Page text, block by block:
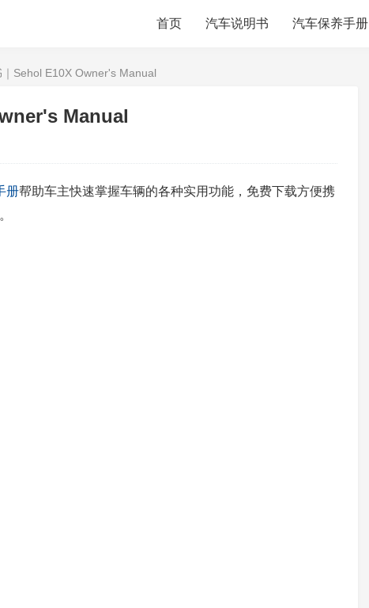
首页 汽车说明书 汽车保养手册
Sehol E10X Owner's Manual
Manual
册帮助车主快速掌握车辆的各种实用功能，免费下载方便携
。